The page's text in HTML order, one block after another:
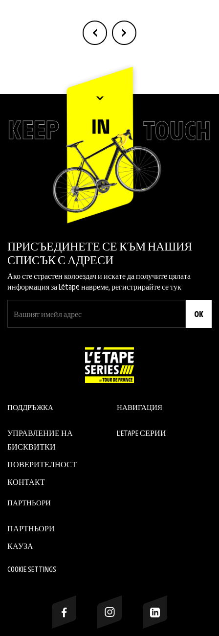
ПРИСЪЕДИНЕТЕ СЕ КЪМ НАШИЯ
СПИСЪК С АДРЕСИ
Ако сте страстен колоездач и искате да получите цялата
информация за Létape навреме, регистрирайте се тук
OK
ПОДДРЪЖКА
УПРАВЛЕНИЕ НА
БИСКВИТКИ
ПОВЕРИТЕЛНОСТ
КОНТАКТ
НАВИГАЦИЯ
L'ETAPE СЕРИИ
ПАРТНЬОРИ
ПАРТНЬОРИ
КАУЗА
COOKIE SETTINGS